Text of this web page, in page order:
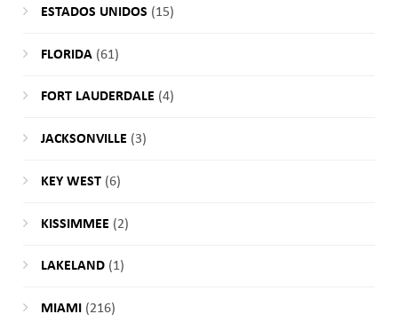
ESTADOS UNIDOS (15)
FLORIDA(61)
FORT LAUDERDALE (4)
JACKSONVILLE (3)
KEY WEST(6)
KISSIMMEE (2)
LAKELAND(1)
MIAMI (216)